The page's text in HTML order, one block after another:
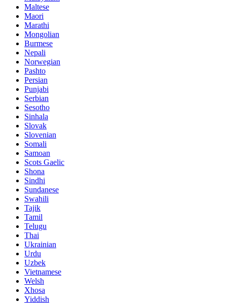
Maltese
Maori
Marathi
Mongolian
Burmese
Nepali
Norwegian
Pashto
Persian
Punjabi
Serbian
Sesotho
Sinhala
Slovak
Slovenian
Somali
Samoan
Scots Gaelic
Shona
Sindhi
Sundanese
Swahili
Tajik
Tamil
Telugu
Thai
Ukrainian
Urdu
Uzbek
Vietnamese
Welsh
Xhosa
Yiddish